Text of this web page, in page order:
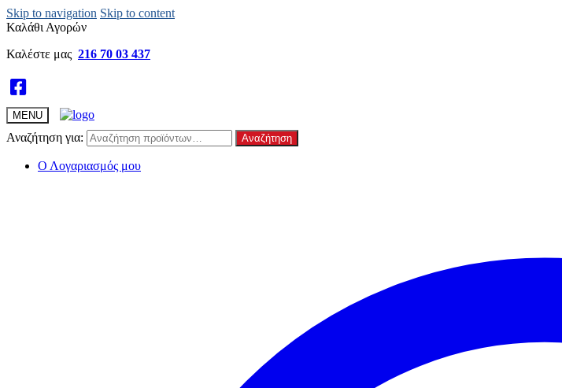
Skip to navigation Skip to content
Καλάθι Αγορών
Καλέστε μας 216 70 03 437
MENU
Αναζήτηση για: Αναζήτηση
Ο Λογαριασμός μου